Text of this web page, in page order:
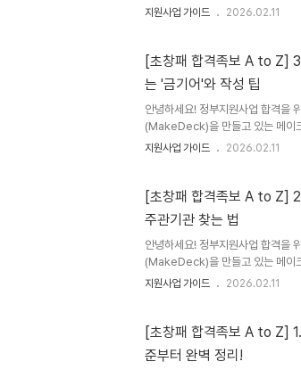
관문인 2026년 창업도약패키지 신
이번 콘텐츠에서는 정부지원사
Scale-up, Team) 중 초기창업패
상을 남겨야 하는 Problem(문제
좋..
지원사업 가이드 2026.02.11
[초창패 합격족보 A to Z]
는 '금기어'와 작성 팁
안녕하세요! 정부지원사업 합격을
(MakeDeck)을 만들고 있는 메이
키지의 신청자격과 합격률을 2개
요. 그전에 유의 사항을 살펴보고
PSST(문제인식, 실현가능성, 성장
압도적인 사업계획서를 완성할 수
의 사항 초기창업패..
지원사업 가이드 2026.02.11
[초창패 합격족보 A to Z]
주관기관 찾는 법
안녕하세요! 정부지원사업 합격을
(MakeDeck)을 만들고 있는 메이
초기창업패키지 신청 자격 및 기준
10개월 동안 여러분의 사업화를 돕
아이템과 가장 시너지가 날 곳을 찾
팁: "어디에 신청해야 유리할까?"
지원사업 가이드 2026.02.11
[초창패 합격족보 A to Z]
준부터 완벽 정리!